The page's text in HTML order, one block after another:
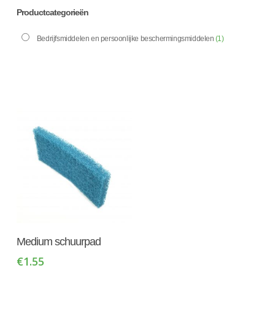
Productcategorieën
Bedrijfsmiddelen en persoonlijke beschermingsmiddelen (1)
Toevoegen Aan
Winkelwagen
Medium schuurpad
€1.55